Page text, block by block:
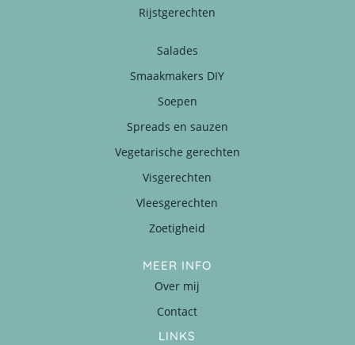
Rijstgerechten
Salades
Smaakmakers DIY
Soepen
Spreads en sauzen
Vegetarische gerechten
Visgerechten
Vleesgerechten
Zoetigheid
MEER INFO
Over mij
Contact
LINKS